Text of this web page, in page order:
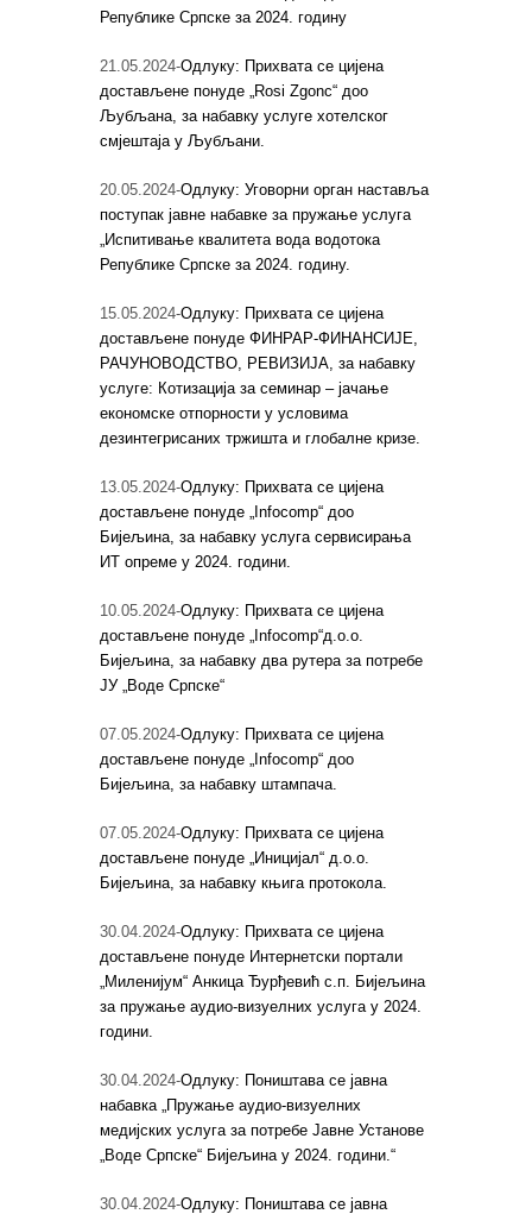
Републике Српске за 2024. годину
21.05.2024-Одлуку: Прихвата се цијена
достављене понуде „Rosi Zgonc“ доо
Љубљана, за набавку услуге хотелског
смјештаја у Љубљани.
20.05.2024-Одлуку: Уговорни орган наставља
поступак јавне набавке за пружање услуга
„Испитивање квалитета вода водотока
Републике Српске за 2024. годину.
15.05.2024-Одлуку: Прихвата се цијена
достављене понуде ФИНРАР-ФИНАНСИЈЕ,
РАЧУНОВОДСТВО, РЕВИЗИЈА, за набавку
услуге: Котизација за семинар – јачање
економске отпорности у условима
дезинтегрисаних тржишта и глобалне кризе.
13.05.2024-Одлуку: Прихвата се цијена
достављене понуде „Infocomp“ доо
Бијељина, за набавку услуга сервисирања
ИТ опреме у 2024. години.
10.05.2024-Одлуку: Прихвата се цијена
достављене понуде „Infocomp“д.о.о.
Бијељина, за набавку два рутера за потребе
ЈУ „Воде Српске“
07.05.2024-Одлуку: Прихвата се цијена
достављене понуде „Infocomp“ доо
Бијељина, за набавку штампача.
07.05.2024-Одлуку: Прихвата се цијена
достављене понуде „Иницијал“ д.о.о.
Бијељина, за набавку књига протокола.
30.04.2024-Одлуку: Прихвата се цијена
достављене понуде Интернетски портали
„Миленијум“ Анкица Ђурђевић с.п. Бијељина
за пружање аудио-визуелних услуга у 2024.
години.
30.04.2024-Одлуку: Поништава се јавна
набавка „Пружање аудио-визуелних
медијских услуга за потребе Јавне Установе
„Воде Српске“ Бијељина у 2024. години.“
30.04.2024-Одлуку: Поништава се јавна